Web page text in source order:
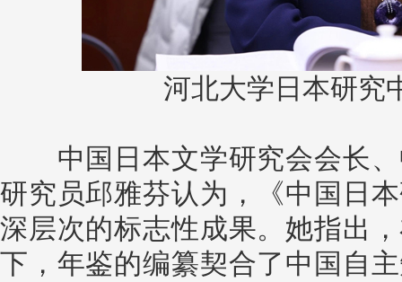
河北大学日本研究
中国日本文学研究会会长、
研究员邱雅芬认为，《中国日
深层次的标志性成果。她指出
下，年鉴的编纂契合了中国自